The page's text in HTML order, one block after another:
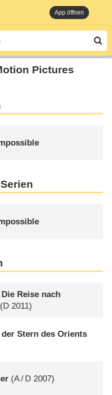
App öffnen
Pictures
Reise nach
(D 2011)
Stern des Orients
(A/ D 2007)